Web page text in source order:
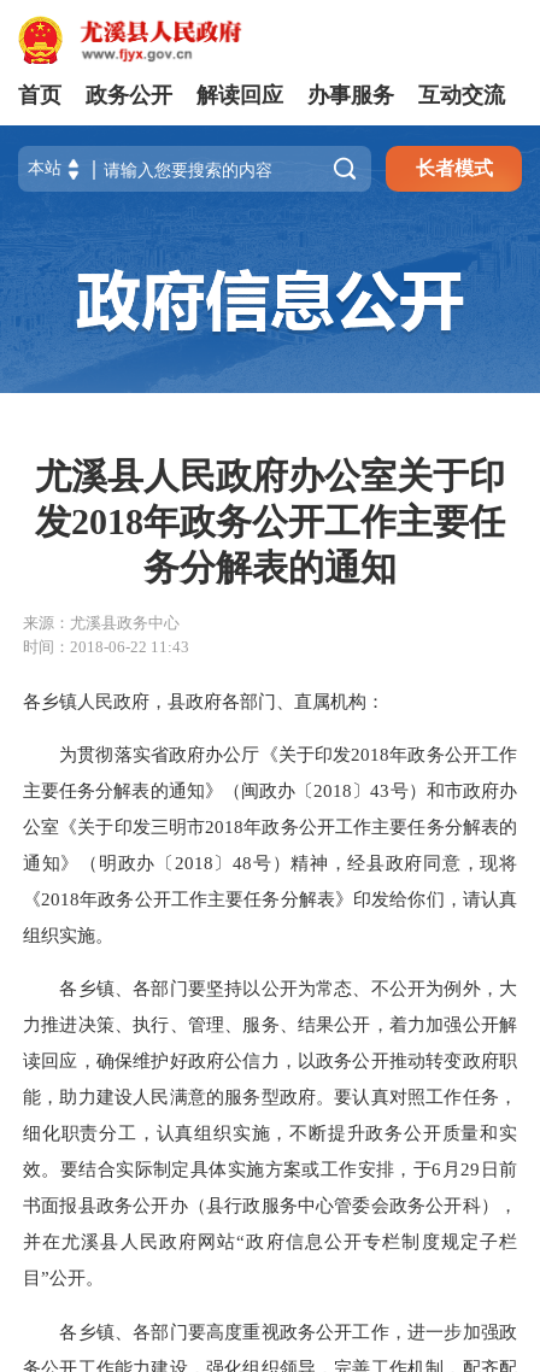
首页 政务公开 解读回应 办事服务 互动交流
 长者模式
尤溪县人民政府办公室关于印
发2018年政务公开工作主要任
务分解表的通知
来源：尤溪县政务中心
时间：2018-06-22 11:43
各乡镇人民政府，县政府各部门、直属机构：
为贯彻落实省政府办公厅《关于印发2018年政务公开工作
主要任务分解表的通知》（闽政办〔2018〕43号）和市政府办
公室《关于印发三明市2018年政务公开工作主要任务分解表的
通知》（明政办〔2018〕48号）精神，经县政府同意，现将
《2018年政务公开工作主要任务分解表》印发给你们，请认真
组织实施。
各乡镇、各部门要坚持以公开为常态、不公开为例外，大
力推进决策、执行、管理、服务、结果公开，着力加强公开解
读回应，确保维护好政府公信力，以政务公开推动转变政府职
能，助力建设人民满意的服务型政府。要认真对照工作任务，
细化职责分工，认真组织实施，不断提升政务公开质量和实
效。要结合实际制定具体实施方案或工作安排，于6月29日前
书面报县政务公开办（县行政服务中心管委会政务公开科），
并在尤溪县人民政府网站“政府信息公开专栏制度规定子栏
目”公开。
各乡镇、各部门要高度重视政务公开工作，进一步加强政
务公开工作能力建设，强化组织领导，完善工作机制，配齐配